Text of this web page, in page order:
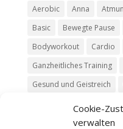
Cookie-
verwalten
Aerobic
Anna
Basic
Bewegte Pause
Bodyworkout
Cardio
Ganzheitliches Training
Gesund und Geistreich
Move